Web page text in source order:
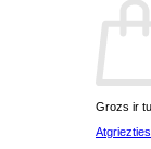
Grozs ir